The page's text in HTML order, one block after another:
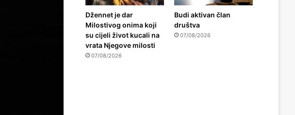
Džennet je dar
Milostivog onima koji
su cijeli život kucali na
vrata Njegove milosti
07/08/2026
Budi aktivan član
društva
07/08/2026